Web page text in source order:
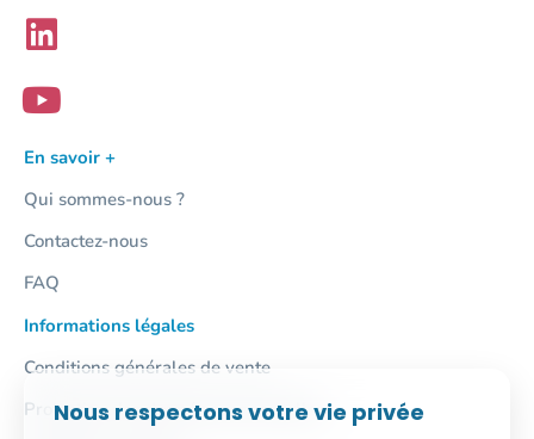
En savoir +
Qui sommes-nous ?
Contactez-nous
FAQ
Informations légales
Conditions générales de vente
Protection des données personnelles
Nous respectons votre vie privée